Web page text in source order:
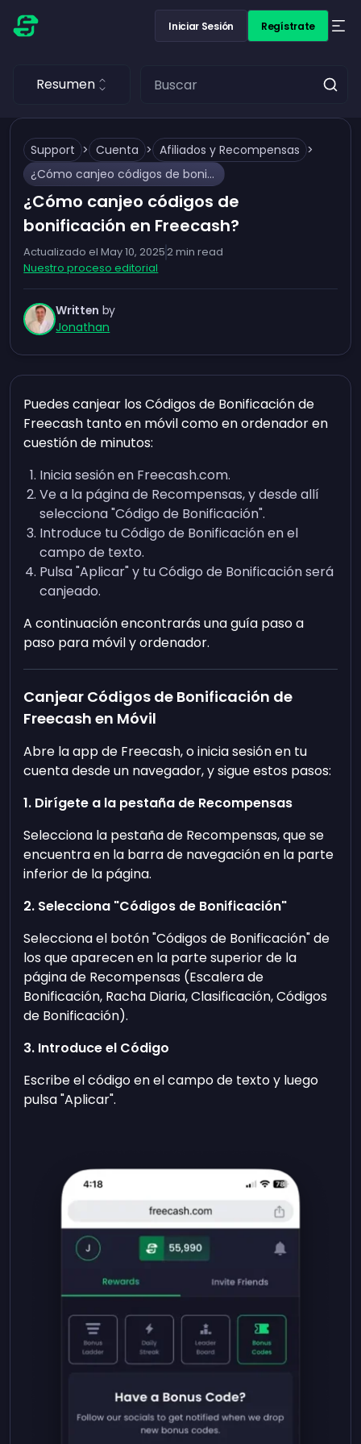
Iniciar Sesión Regístrate
Resumen
Support > Cuenta > Afiliados y Recompensas >
¿Cómo canjeo códigos de bonificación en Freecash?
¿Cómo canjeo códigos de
bonificación en Freecash?
Actualizado el May 10, 20252min read
Nuestro proceso editorial
Written by
Jonathan
Puedes canjear los Códigos de Bonificación de
Freecash tanto en móvil como en ordenador en
cuestión de minutos:
Inicia sesión en Freecash.com.
Ve a la página de Recompensas, y desde allí
selecciona "Código de Bonificación".
Introduce tu Código de Bonificación en el
campo de texto.
Pulsa "Aplicar" y tu Código de Bonificación será
canjeado.
A continuación encontrarás una guía paso a
paso para móvil y ordenador.
Canjear Códigos de Bonificación de
Freecash en Móvil
Abre la app de Freecash, o inicia sesión en tu
cuenta desde un navegador, y sigue estos pasos:
1. Dirígete a la pestaña de Recompensas
Selecciona la pestaña de Recompensas, que se
encuentra en la barra de navegación en la parte
inferior de la página.
2. Selecciona "Códigos de Bonificación"
Selecciona el botón "Códigos de Bonificación" de
los que aparecen en la parte superior de la
página de Recompensas (Escalera de
Bonificación, Racha Diaria, Clasificación, Códigos
de Bonificación).
3. Introduce el Código
Escribe el código en el campo de texto y luego
pulsa "Aplicar".